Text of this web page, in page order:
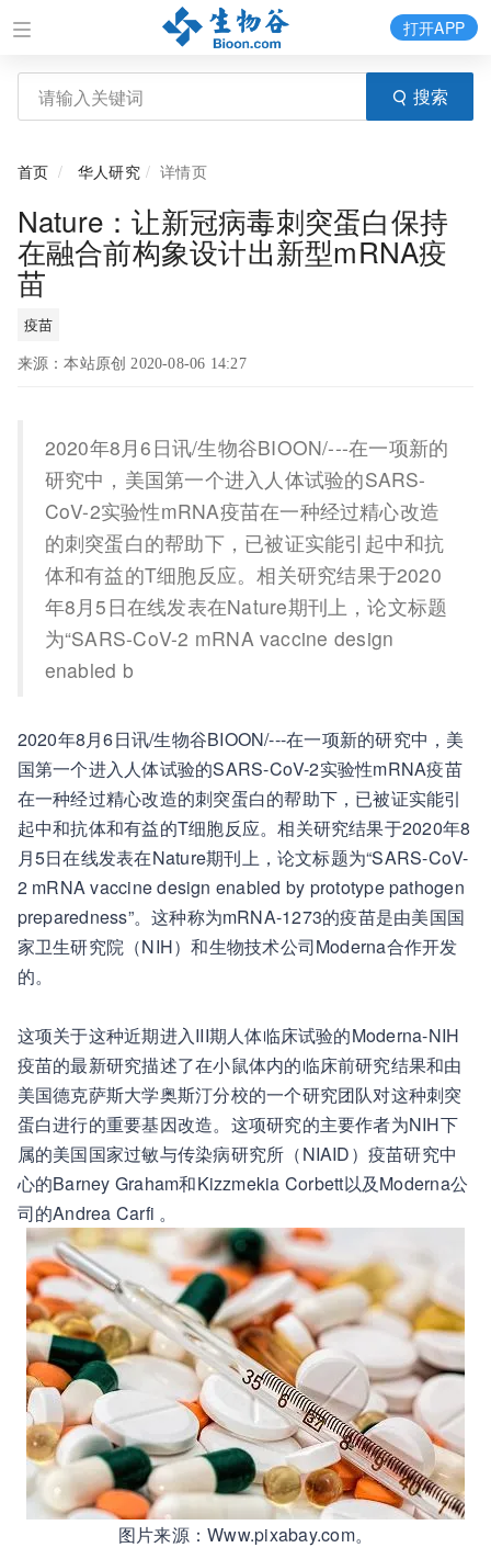
搜索
打开APP
首页 华人研究 详情页
Nature：让新冠病毒刺突蛋白保持
在融合前构象设计出新型mRNA疫
苗
疫苗
来源：本站原创 2020-08-06 14:27
2020年8月6日讯/生物谷BIOON/---在一项新的
研究中，美国第一个进入人体试验的SARS-
CoV-2实验性mRNA疫苗在一种经过精心改造
的刺突蛋白的帮助下，已被证实能引起中和抗
体和有益的T细胞反应。相关研究结果于2020
年8月5日在线发表在Nature期刊上，论文标题
为“SARS-CoV-2 mRNA vaccine design
enabled b
2020年8月6日讯/生物谷BIOON/---在一项新的研究中，美
国第一个进入人体试验的SARS-CoV-2实验性mRNA疫苗
在一种经过精心改造的刺突蛋白的帮助下，已被证实能引
起中和抗体和有益的T细胞反应。相关研究结果于2020年8
月5日在线发表在Nature期刊上，论文标题为“SARS-CoV-
2 mRNA vaccine design enabled by prototype pathogen
preparedness”。这种称为mRNA-1273的疫苗是由美国国
家卫生研究院（NIH）和生物技术公司Moderna合作开发
的。
这项关于这种近期进入III期人体临床试验的Moderna-NIH
疫苗的最新研究描述了在小鼠体内的临床前研究结果和由
美国德克萨斯大学奥斯汀分校的一个研究团队对这种刺突
蛋白进行的重要基因改造。这项研究的主要作者为NIH下
属的美国国家过敏与传染病研究所（NIAID）疫苗研究中
心的Barney Graham和Kizzmekia Corbett以及Moderna公
司的Andrea Carfi 。
图片来源：Www.pixabay.com。